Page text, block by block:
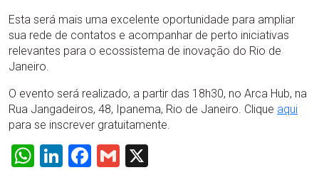
Esta será mais uma excelente oportunidade para ampliar
sua rede de contatos e acompanhar de perto iniciativas
relevantes para o ecossistema de inovação do Rio de
Janeiro.
O evento será realizado, a partir das 18h30, no Arca Hub, na
Rua Jangadeiros, 48, Ipanema, Rio de Janeiro. Clique aqui
para se inscrever gratuitamente.
WhatsApp
LinkedIn
Facebook
Gmail